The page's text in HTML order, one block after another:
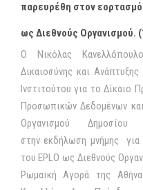
παρευρέθη στον
ως Διεθνούς Οργανισμού.
Ο Νικόλας
Δικαιοσύνης και
Ινστιτούτου για το Δίκαιο
Προσωπικών Δεδομένων
Οργανισμού Δημοσίου
στην εκδήλωση μνήμης
του EPLO ως Διεθνούς
Ρωμαϊκή Αγορά της